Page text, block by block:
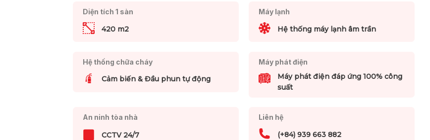
Diện tích 1 sàn
420 m2
Máy lạnh
Hệ thống máy lạnh âm trần
Hệ thống chữa cháy
Cảm biến & Đầu phun tự động
Máy phát điện
Máy phát điện đáp ứng 100% công
suất
An ninh tòa nhà
CCTV 24/7
Liên hệ
(+84) 939 663 882